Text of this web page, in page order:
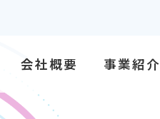
会社概要
要
事業紹介
物流事業